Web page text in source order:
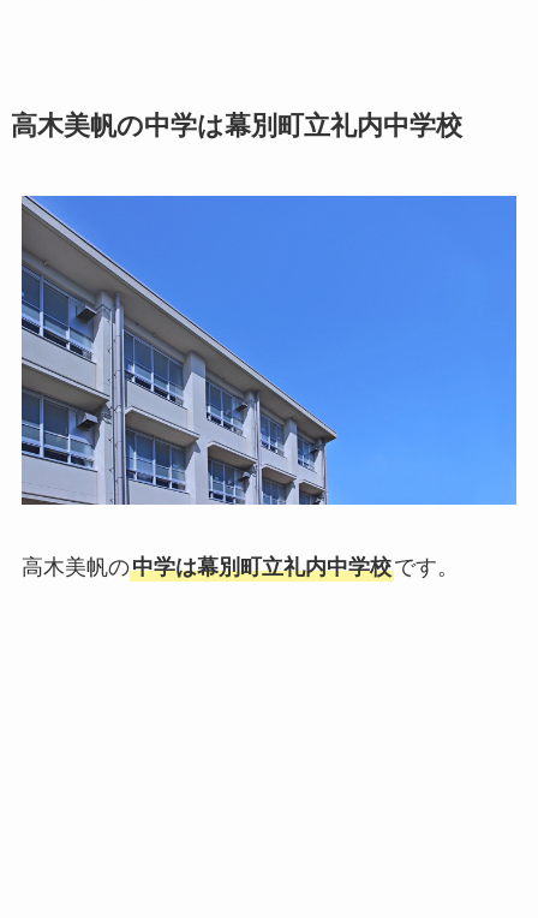
高木美帆の中学は幕別町立礼内中学校
高木美帆の中学は幕別町立礼内中学校です。